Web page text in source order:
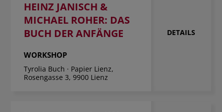
HEINZ JANISCH &
MICHAEL ROHER: DAS
BUCH DER ANFÄNGE
WORKSHOP
Tyrolia Buch · Papier Lienz,
Rosengasse 3, 9900 Lienz
DETAILS